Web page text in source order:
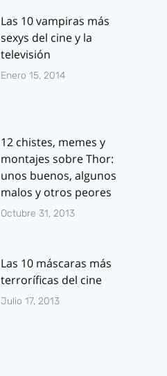
Las 10 vampiras más
sexys del cine y la
televisión
Enero 15, 2014
12 chistes, memes y
montajes sobre Thor:
unos buenos, algunos
malos y otros peores
Octubre 31, 2013
Las 10 máscaras más
terroríficas del cine
Julio 17, 2013